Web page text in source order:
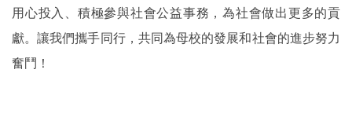
用心投入、積極參與社會公益事務，為社會做出更多的貢
獻。讓我們攜手同行，共同為母校的發展和社會的進步努力
奮鬥！